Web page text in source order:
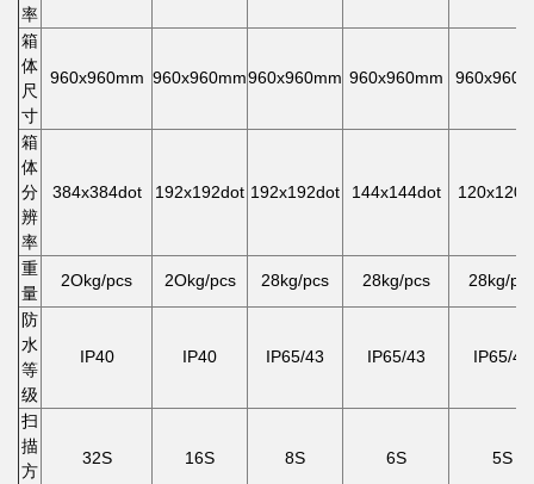
率
箱
体
尺
寸
960x960mm 960x960mm960x960mm 960x960mm
箱
体
分
辨
率
384x384dot 192x192dot 192x192dot 144x144dot
重
量
2Okg/pcs 2Okg/pcs 28kg/pcs 28kg/pcs 28kg/
防
水
等
级
IP40 IP40 IP65/43 IP65/43 IP65/43
扫
描
方
32S 16S 8S 6S 5S